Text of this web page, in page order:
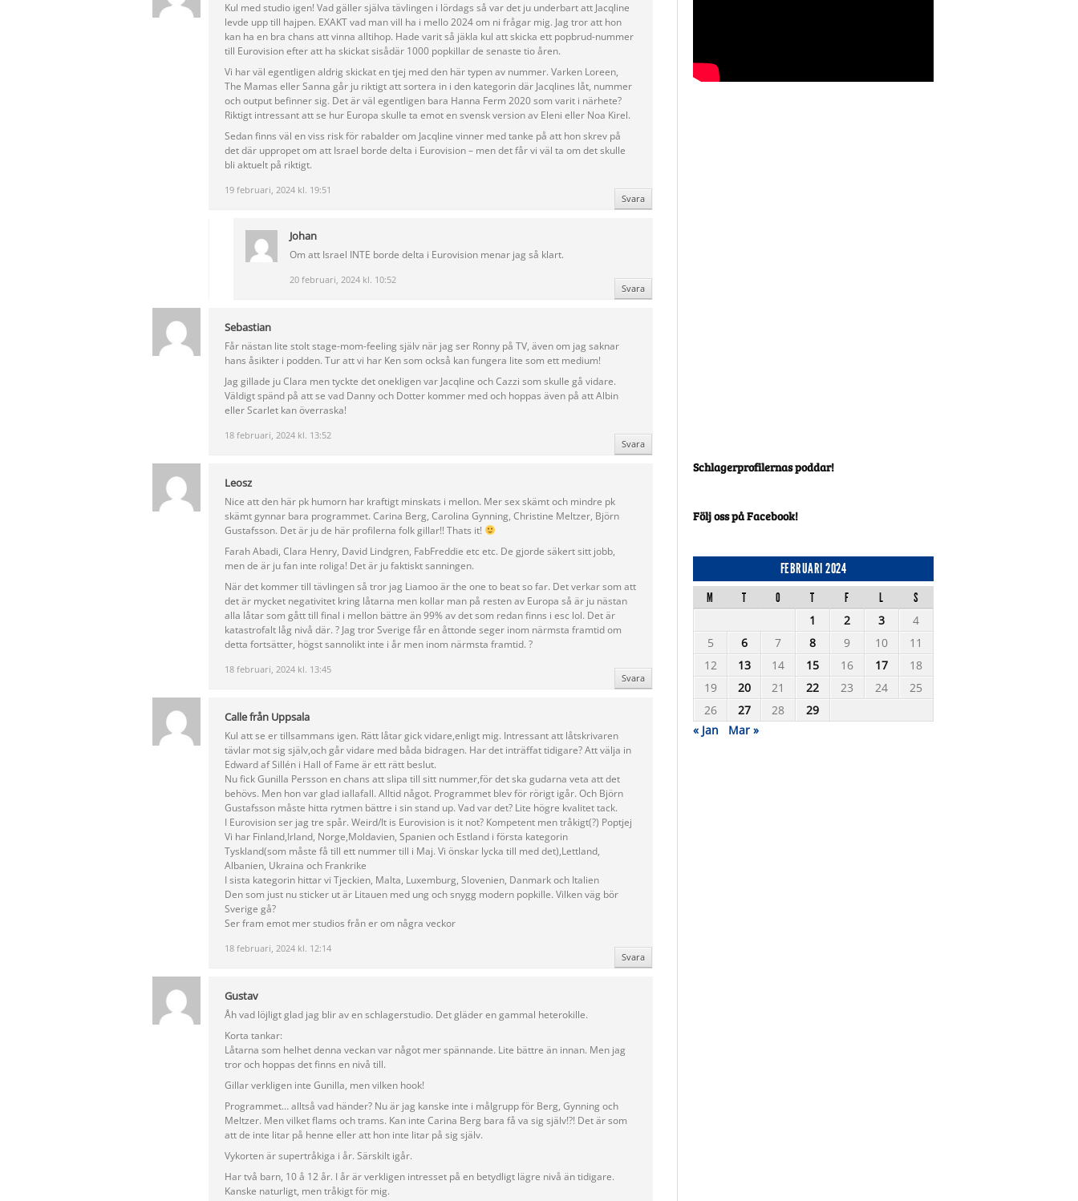
19 februari, 2024 kl. 19:51
Kul med studio igen! Vad gäller själva tävlingen i lördags så var det ju underbart att Jacqline
levde upp till hajpen. EXAKT vad man vill ha i mello 2024 om ni frågar mig. Jag tror att hon
kan ha en bra chans att vinna alltihop. Hade varit så jäkla kul att skicka ett popbrud-nummer
till Eurovision efter att ha skickat sisådär 1000 popkillar de senaste tio åren.
Vi har väl egentligen aldrig skickat en tjej med den här typen av nummer. Varken Loreen,
The Mamas eller Sanna går ju riktigt att sortera in i den kategorin där Jacqlines låt, nummer
och output befinner sig. Det är väl egentligen bara Hanna Ferm 2020 som varit i närhete?
Riktigt intressant att se hur Europa skulle ta emot en svensk version av Eleni eller Noa Kirel.
Sedan finns väl en viss risk för rabalder om Jacqline vinner med tanke på att hon skrev på
det där uppropet om att Israel borde delta i Eurovision – men det får vi väl ta om det skulle
bli aktuelt på riktigt.
Svara
Johan
20 februari, 2024 kl. 10:52
Om att Israel INTE borde delta i Eurovision menar jag så klart.
Svara
Sebastian
18 februari, 2024 kl. 13:52
Får nästan lite stolt stage-mom-feeling själv när jag ser Ronny på TV, även om jag saknar
hans åsikter i podden. Tur att vi har Ken som också kan fungera lite som ett medium!
Jag gillade ju Clara men tyckte det onekligen var Jacqline och Cazzi som skulle gå vidare.
Väldigt spänd på att se vad Danny och Dotter kommer med och hoppas även på att Albin
eller Scarlet kan överraska!
Svara
Leosz
18 februari, 2024 kl. 13:45
Nice att den här pk humorn har kraftigt minskats i mellon. Mer sex skämt och mindre pk
skämt gynnar bara programmet. Carina Berg, Carolina Gynning, Christine Meltzer, Björn
Gustafsson. Det är ju de här profilerna folk gillar!! Thats it!
Farah Abadi, Clara Henry, David Lindgren, FabFreddie etc etc. De gjorde säkert sitt jobb,
men de är ju fan inte roliga! Det är ju faktiskt sanningen.
När det kommer till tävlingen så tror jag Liamoo är the one to beat so far. Det verkar som att
det är mycket negativitet kring låtarna men kollar man på resten av Europa så är ju nästan
alla låtar som gått till final i mellon bättre än 99% av det som redan finns i esc lol. Det är
katastrofalt låg nivå där. ? Jag tror Sverige får en åttonde seger inom närmsta framtid om
detta fortsätter, högst sannolikt inte i år men inom närmsta framtid. ?
Svara
Calle från Uppsala
18 februari, 2024 kl. 12:14
Kul att se er tillsammans igen. Rätt låtar gick vidare,enligt mig. Intressant att låtskrivaren
tävlar mot sig själv,och går vidare med båda bidragen. Har det inträffat tidigare? Att välja in
Edward af Sillén i Hall of Fame är ett rätt beslut.
Nu fick Gunilla Persson en chans att slipa till sitt nummer,för det ska gudarna veta att det
behövs. Men hon var glad iallafall. Alltid något. Programmet blev för rörigt igår. Och Björn
Gustafsson måste hitta rytmen bättre i sin stand up. Vad var det? Lite högre kvalitet tack.
I Eurovision ser jag tre spår. Weird/It is Eurovision is it not? Kompetent men tråkigt(?) Poptjej
Vi har Finland,Irland, Norge,Moldavien, Spanien och Estland i första kategorin
Tyskland(som måste få till ett nummer till i Maj. Vi önskar lycka till med det),Lettland,
Albanien, Ukraina och Frankrike
I sista kategorin hittar vi Tjeckien, Malta, Luxemburg, Slovenien, Danmark och Italien
Den som just nu sticker ut är Litauen med ung och snygg modern popkille. Vilken väg bör
Sverige gå?
Ser fram emot mer studios från er om några veckor
Svara
Gustav
Åh vad löjligt glad jag blir av en schlagerstudio. Det gläder en gammal heterokille.
Korta tankar:
Låtarna som helhet denna veckan var något mer spännande. Lite bättre än innan. Men jag
tror och hoppas det finns en nivå till.
Gillar verkligen inte Gunilla, men vilken hook!
Programmet… alltså vad händer? Nu är jag kanske inte i målgrupp för Berg, Gynning och
Meltzer. Men vilket flams och trams. Kan inte Carina Berg bara få va sig själv!?! Det är som
att de inte litar på henne eller att hon inte litar på sig själv.
Vykorten är supertråkiga i år. Särskilt igår.
Har två barn, 10 å 12 år. I år är verkligen intresset på en betydligt lägre nivå än tidigare.
Kanske naturligt, men tråkigt för mig.
Schlagerprofilernas poddar!
Följ oss på Facebook!
FEBRUARI 2024
M T O T F L
S
1
2 3
4
5
6 7 8 9 10
11
12
13 14 15 16 17
18
19
20 21 22 23 24
25
26
27 28
29
« Jan
Mar »